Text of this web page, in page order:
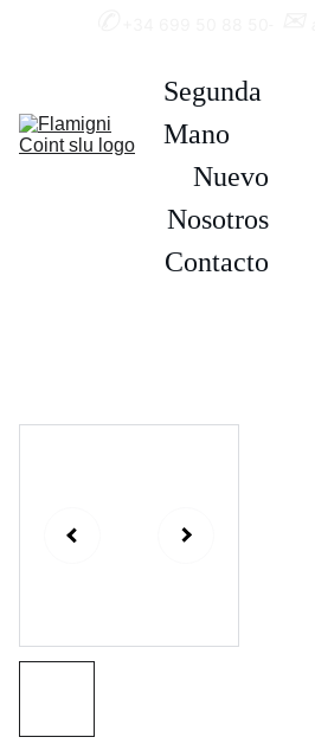
Segunda
Mano
Nuevo
Nosotros
Contacto